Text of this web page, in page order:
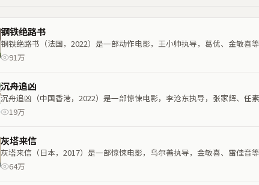
钢铁绝路书
钢铁绝路书（法国，2022）是一部动作电影，王小帅执导，葛优、金敏喜
91万
沉舟追凶
沉舟追凶（中国香港，2022）是一部惊悚电影，李沧东执导，张家辉、任
19万
灰塔来信
灰塔来信（日本，2017）是一部惊悚电影，乌尔善执导，金敏喜、雷佳音
64万